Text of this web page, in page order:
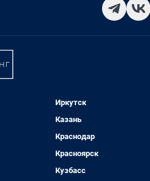
Иркутск
Казань
Краснодар
Красноярск
Кузбасс